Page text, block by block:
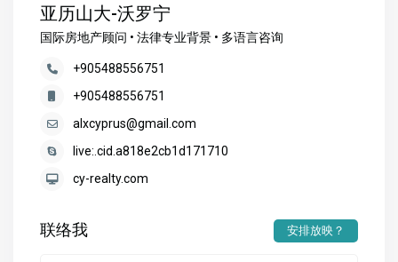
亚历山大-沃罗宁
国际房地产顾问 • 法律专业背景 • 多语言咨询
+905488556751
+905488556751
alxcyprus@gmail.com
live:.cid.a818e2cb1d171710
cy-realty.com
联络我 安排放映？